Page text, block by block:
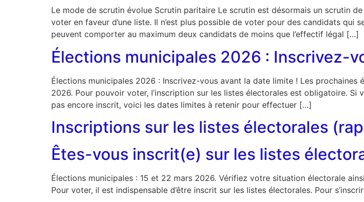
Le mode de scrutin évolue Scrutin paritaire Le scrutin est désormais un scrutin
voter en faveur d’une liste. Il n’est plus possible de voter pour des candidats qui
peuvent comporter au maximum deux candidats de moins que l’effectif légal […]
Élections municipales 2026 : Inscrivez-
Élections municipales 2026 : Inscrivez-vous avant la date limite ! Les
2026. Pour pouvoir voter, l’inscription sur les listes électorales est obligatoire. Si
pas encore inscrit, voici les dates limites à retenir pour effectuer […]
Inscriptions sur les listes électorales
Êtes-vous inscrit(e) sur les listes
Élections municipales : 15 et 22 mars 2026. Vérifiez votre situation électorale
Pour voter, il est indispensable d’être inscrit sur les listes électorales. Pour